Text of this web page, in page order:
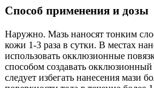
Способ применения и дозы
Наружно. Мазь наносят тонким
кожи 1-3 раза в сутки. В местах
использовать окклюзионные
способом создавать
следует избегать нанесения мази